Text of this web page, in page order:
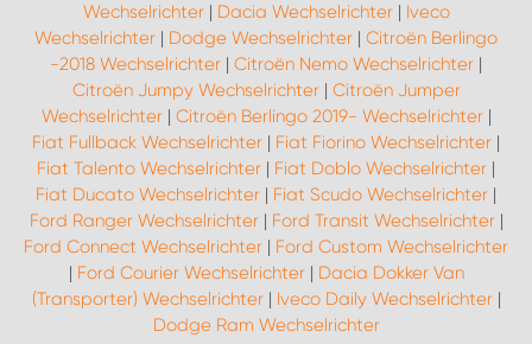
Wechselrichter| Dacia Wechselrichter| Iveco
Wechselrichter | Dodge Wechselrichter | Citroën Berlingo
-2018 Wechselrichter | Citroën Nemo Wechselrichter |
Citroën Jumpy Wechselrichter| Citroën Jumper
Wechselrichter| Citroën Berlingo 2019- Wechselrichter|
Fiat Fullback Wechselrichter | Fiat Fiorino Wechselrichter |
Fiat Talento Wechselrichter | Fiat Doblo Wechselrichter |
Fiat Ducato Wechselrichter | Fiat Scudo Wechselrichter |
Ford Ranger Wechselrichter| Ford Transit Wechselrichter|
Ford Connect Wechselrichter | Ford Custom Wechselrichter
| Ford Courier Wechselrichter| Dacia Dokker Van
(Transporter) Wechselrichter| Iveco Daily Wechselrichter|
Dodge Ram Wechselrichter